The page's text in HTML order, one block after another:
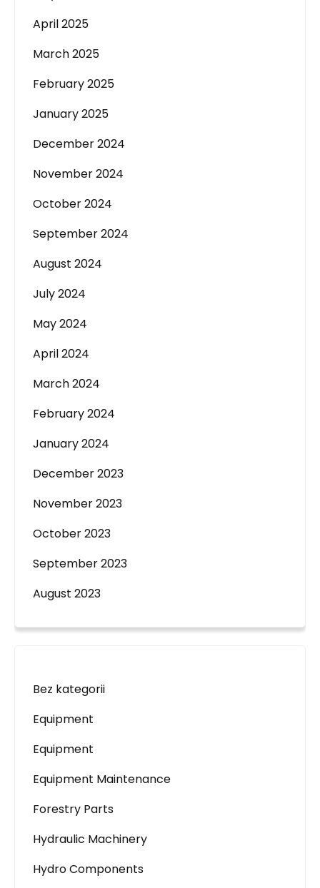
April 2025
March 2025
February 2025
January 2025
December 2024
November 2024
October 2024
September 2024
August 2024
July 2024
May 2024
April 2024
March 2024
February 2024
January 2024
December 2023
November 2023
October 2023
September 2023
August 2023
Bez kategorii
Equipment
Equipment
Equipment Maintenance
Forestry Parts
Hydraulic Machinery
Hydro Components